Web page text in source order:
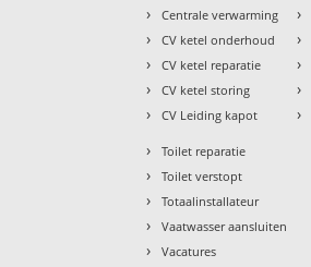
› Centrale verwarming
› CV ketel onderhoud
› CV ketel reparatie
› CV ketel storing
› CV Leiding kapot
›
›
›
›
›
› Toilet reparatie
› Toilet verstopt
› Totaalinstallateur
› Vaatwasser aansluiten
› Vacatures